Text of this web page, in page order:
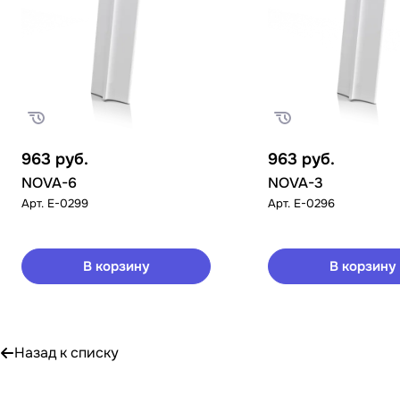
963 руб.
NOVA-6
Арт. E-0299
В корзину
963 руб.
NOVA-3
Арт. E-0296
В корзину
Назад к списку